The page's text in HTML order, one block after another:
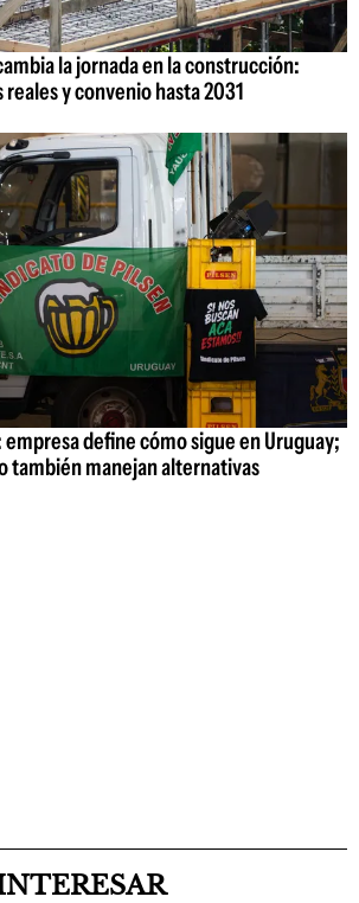
la jornada en la construcción:
y convenio hasta 2031
empresa define cómo sigue en Uruguay;
también manejan alternativas